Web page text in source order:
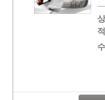
페이코 라이